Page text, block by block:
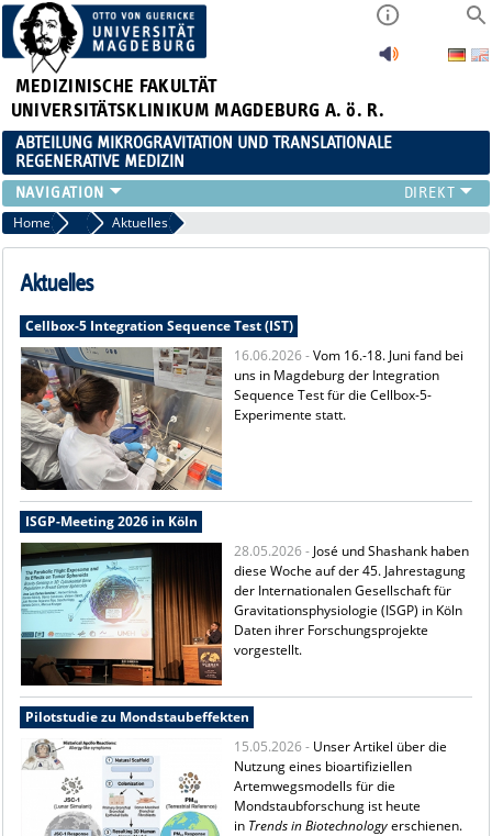
MEDIZINISCHE FAKULTÄT
UNIVERSITÄTSKLINIKUM MAGDEBURG A. ö. R.
ABTEILUNG MIKROGRAVITATION UND TRANSLATIONALE
REGENERATIVE MEDIZIN
FORSCHUNG
LEHRE
VERANSTALTUNGEN
TEAM
KOOPERATIONEN
KONTAKT
Home Umweltzellbiologie
Aktuelles
Aktuelles
Cellbox-5 Integration Sequence Test (IST)
16.06.2026 -Vom 16.-18. Juni fand bei
uns in Magdeburg der Integration
Sequence Test für die Cellbox-5-
Experimente statt.
ISGP-Meeting 2026 in Köln
28.05.2026 - José und Shashank haben
diese Woche auf der 45. Jahrestagung
der Internationalen Gesellschaft für
Gravitationsphysiologie (ISGP) in Köln
Daten ihrer Forschungsprojekte
vorgestellt.
Pilotstudie zu Mondstaubeffekten
15.05.2026 - Unser Artikel über die
Nutzung eines bioartifiziellen
Artemwegsmodells für die
Mondstaubforschung ist heute
in Trends in Biotechnologyerschienen.